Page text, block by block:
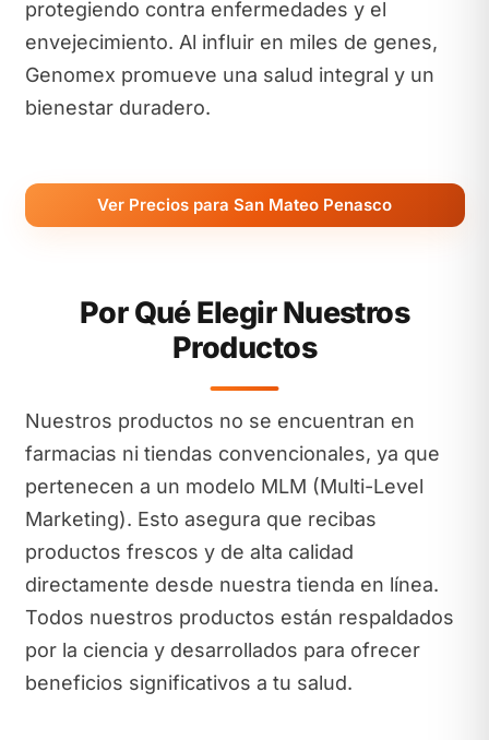
protegiendo contra enfermedades y el
envejecimiento. Al influir en miles de genes,
Genomex promueve una salud integral y un
bienestar duradero.
Ver Precios para San Mateo Penasco
Por Qué Elegir Nuestros
Productos
Nuestros productos no se encuentran en
farmacias ni tiendas convencionales, ya que
pertenecen a un modelo MLM (Multi-Level
Marketing). Esto asegura que recibas
productos frescos y de alta calidad
directamente desde nuestra tienda en línea.
Todos nuestros productos están respaldados
por la ciencia y desarrollados para ofrecer
beneficios significativos a tu salud.